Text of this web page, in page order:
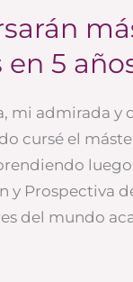
en 5
mi admirada
cursé el
y Prospectiva
del mundo